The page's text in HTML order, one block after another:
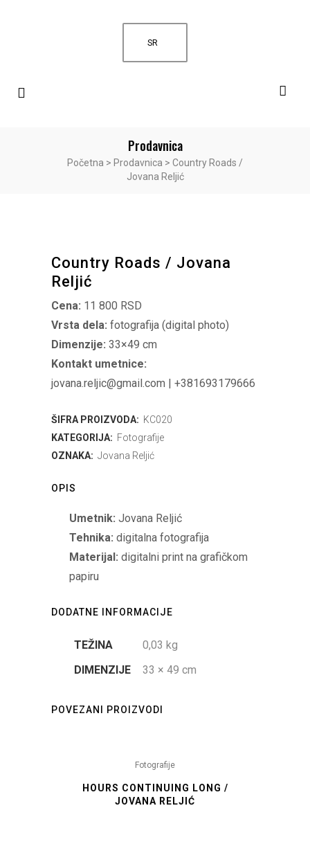
SR
Prodavnica
Početna > Prodavnica > Country Roads /
Jovana Reljić
Country Roads / Jovana
Reljić
Cena: 11 800 RSD
Vrsta dela: fotografija (digital photo)
Dimenzije: 33×49 cm
Kontakt umetnice:
jovana.reljic@gmail.com | +381693179666
ŠIFRA PROIZVODA: KC020
KATEGORIJA: Fotografije
OZNAKA: Jovana Reljić
OPIS
Umetnik: Jovana Reljić
Tehnika: digitalna fotografija
Materijal: digitalni print na grafičkom
papiru
DODATNE INFORMACIJE
TEŽINA
0,03 kg
DIMENZIJE
33 × 49 cm
POVEZANI PROIZVODI
Fotografije
HOURS CONTINUING LONG /
JOVANA RELJIĆ